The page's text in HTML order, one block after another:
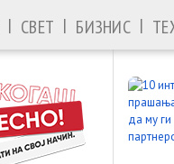
| СВЕТ | БИЗНИС |